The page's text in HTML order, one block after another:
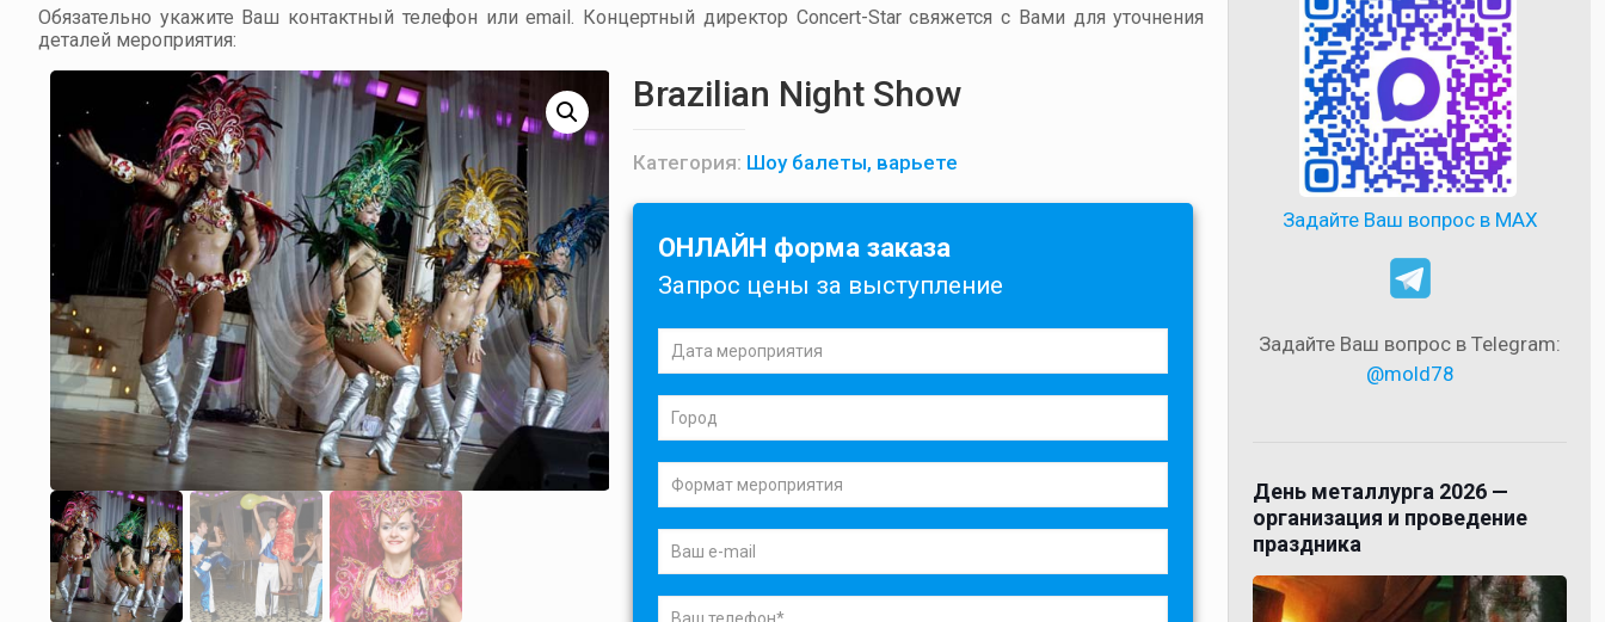
Обязательно укажите Ваш контактный телефон или email. Концертный директор Concert-Star свяжется с Вами для уточнения
деталей мероприятия:
Brazilian Night Show
Категория: Шоу балеты, варьете
ОНЛАЙН форма заказа
Запрос цены за выступление
Задайте Ваш вопрос в MAX
Задайте Ваш вопрос в Telegram:
@mold78
День металлурга 2026 —
организация и проведение
праздника